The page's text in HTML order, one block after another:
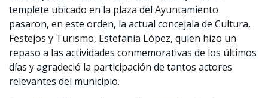
templete ubicado en la plaza del Ayuntamiento
pasaron, en este orden, la actual concejala de Cultura,
Festejos y Turismo, Estefanía López, quien hizo un
repaso a las actividades conmemorativas de los últimos
días y agradeció la participación de tantos actores
relevantes del municipio.